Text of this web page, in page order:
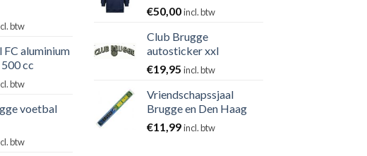
btw
FC aluminium
cc
btw
voetbal
btw
€50,00incl. btw
Club Brugge
autosticker xxl
€19,95 incl. btw
Vriendschapssjaal
Brugge en Den Haag
€11,99incl. btw